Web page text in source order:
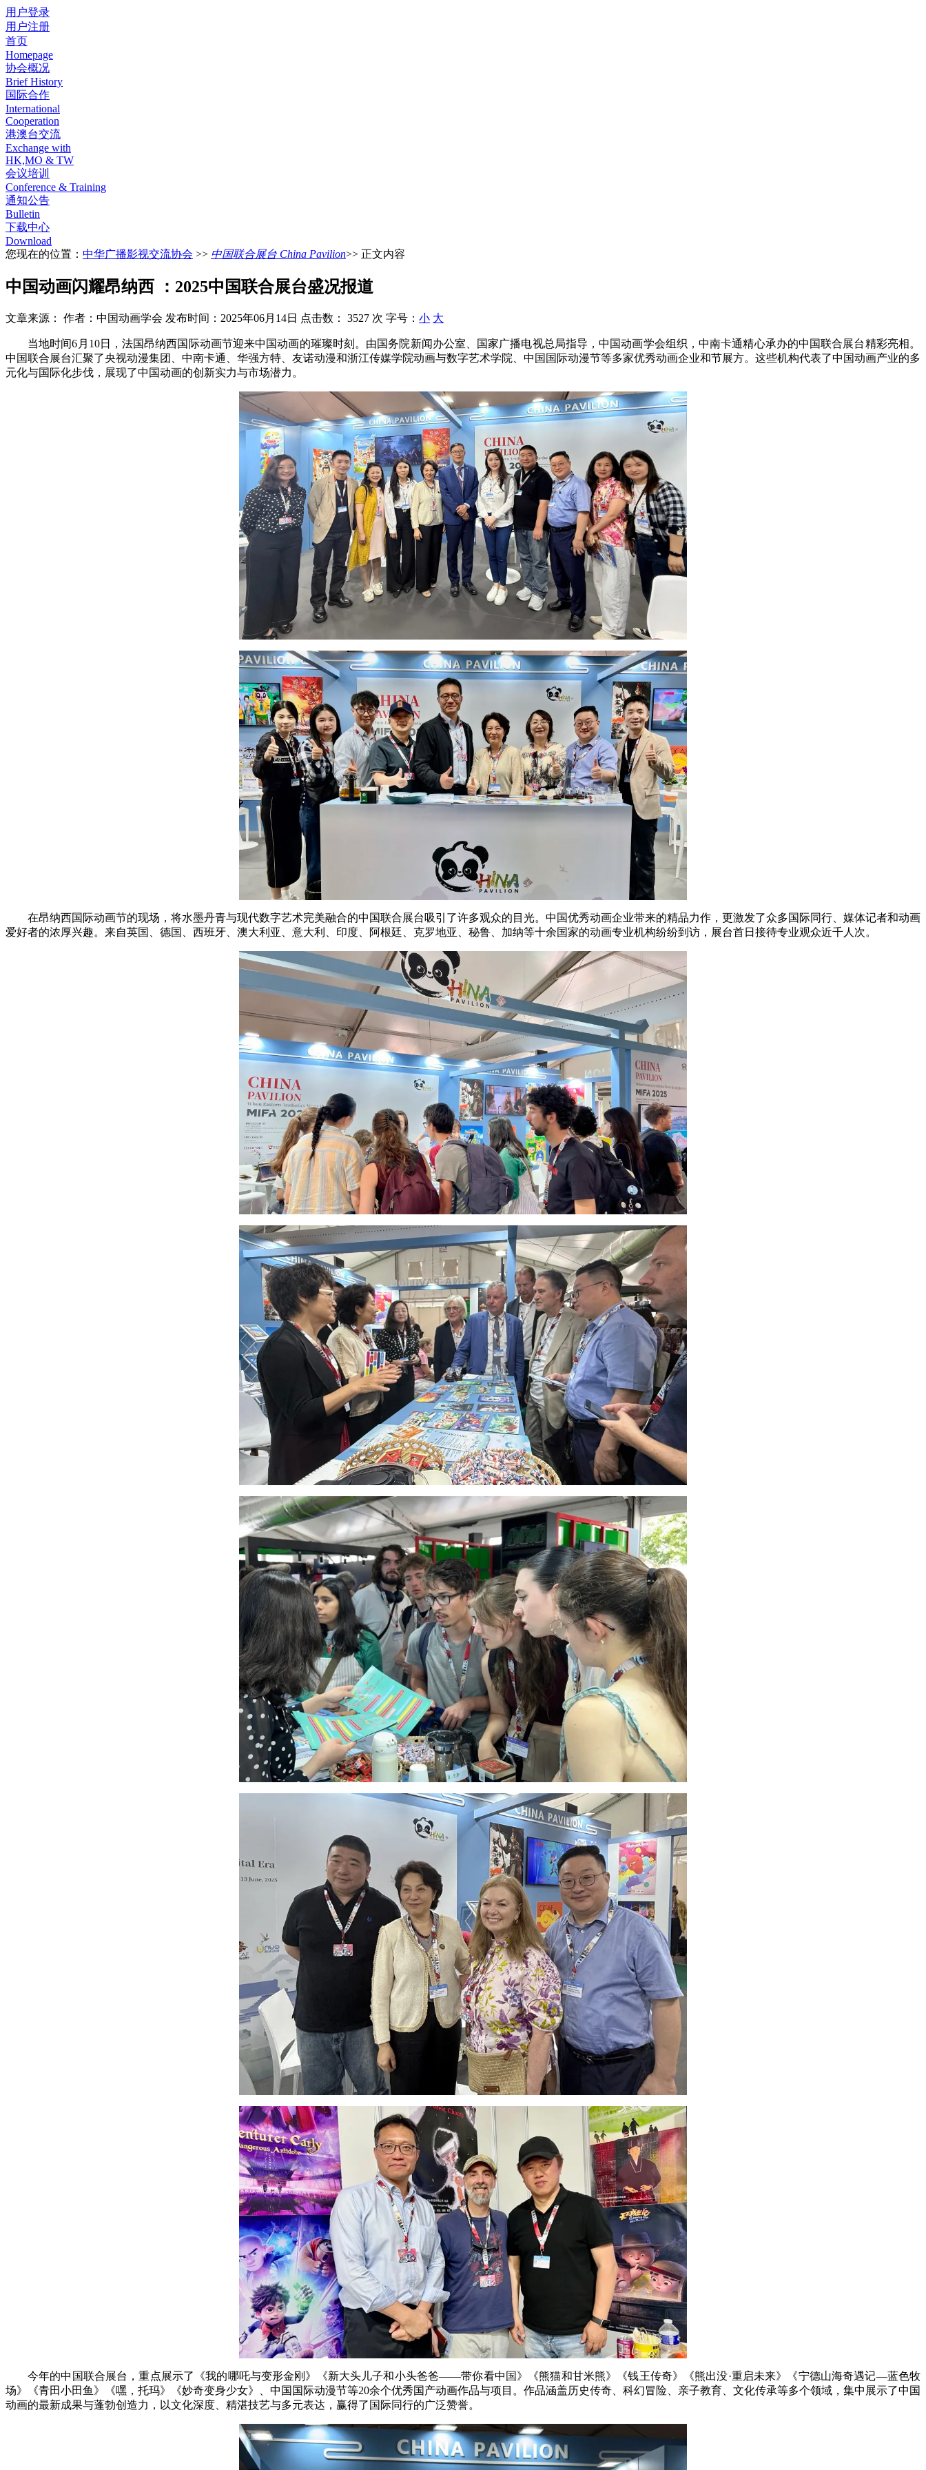
用户登录
用户注册
首页
Homepage
协会概况
Brief History
国际合作
International
Cooperation
港澳台交流
Exchange with
HK,MO & TW
会议培训
Conference & Training
通知公告
Bulletin
下载中心
Download
您现在的位置： 中华广播影视交流协会 >> 中国联合展台 China Pavilion>> 正文内容
中国动画闪耀昂纳西 ：2025中国联合展台盛况报道
文章来源： 作者：中国动画学会 发布时间：2025年06月14日 点击数： 3527 次 字号： 小 大
当地时间6月10日，法国昂纳西国际动画节迎来中国动画的璀璨时刻。由国务院新闻办公室、国家广播电视总局指导，中国动画学会组织，中南卡通精心承办的中国联合展台精彩亮相。
中国联合展台汇聚了央视动漫集团、中南卡通、华强方特、友诺动漫和浙江传媒学院动画与数字艺术学院、中国国际动漫节等多家优秀动画企业和节展方。这些机构代表了中国动画产业的多
元化与国际化步伐，展现了中国动画的创新实力与市场潜力。
在昂纳西国际动画节的现场，将水墨丹青与现代数字艺术完美融合的中国联合展台吸引了许多观众的目光。中国优秀动画企业带来的精品力作，更激发了众多国际同行、媒体记者和动画
爱好者的浓厚兴趣。来自英国、德国、西班牙、澳大利亚、意大利、印度、阿根廷、克罗地亚、秘鲁、加纳等十余国家的动画专业机构纷纷到访，展台首日接待专业观众近千人次。
今年的中国联合展台，重点展示了《我的哪吒与变形金刚》《新大头儿子和小头爸爸——带你看中国》《熊猫和甘米熊》《钱王传奇》《熊出没·重启未来》《宁德山海奇遇记—蓝色牧
场》《青田小田鱼》《嘿，托玛》《妙奇变身少女》、中国国际动漫节等20余个优秀国产动画作品与项目。作品涵盖历史传奇、科幻冒险、亲子教育、文化传承等多个领域，集中展示了中国
动画的最新成果与蓬勃创造力，以文化深度、精湛技艺与多元表达，赢得了国际同行的广泛赞誉。